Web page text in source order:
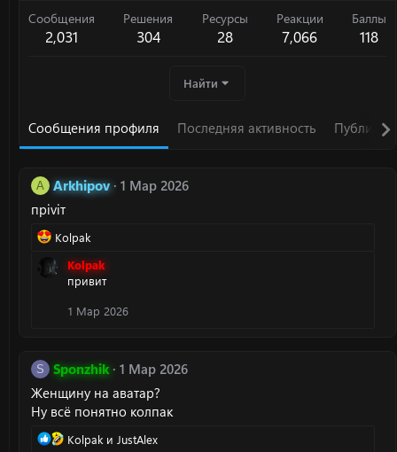
Сообщения
2,031
Решения
304
Ресурсы
28
Реакции
7,066
Баллы
118
Найти
Сообщения профиля Последняя активность
A Arkhipov 1 Мар 2026
прiviт
Р
а
Kolpak
Kolpak
привит
1 Мар 2026
S Sponzhik 1 Мар 2026
Женщину на аватар?
Ну всё понятно колпак
Р
Kolpak и JustAlex